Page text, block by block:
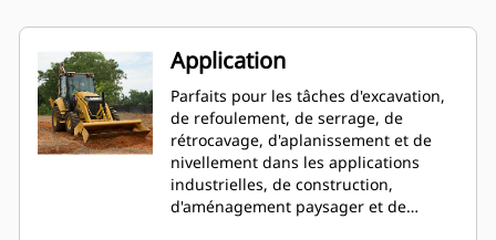
Application
Parfaits pour les tâches d'excavation,
de refoulement, de serrage, de
rétrocavage, d'aplanissement et de
nivellement dans les applications
industrielles, de construction,
d'aménagement paysager et de